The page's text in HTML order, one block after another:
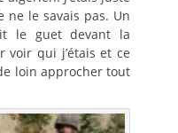
ne le savais pas. Un
le guet devant la
voir qui j’étais et ce
loin approcher tout